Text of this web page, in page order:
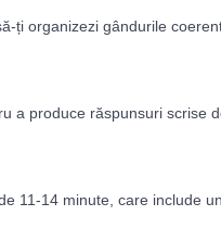
ți organizezi gândurile
a produce răspunsuri scrise
11-14 minute, care include